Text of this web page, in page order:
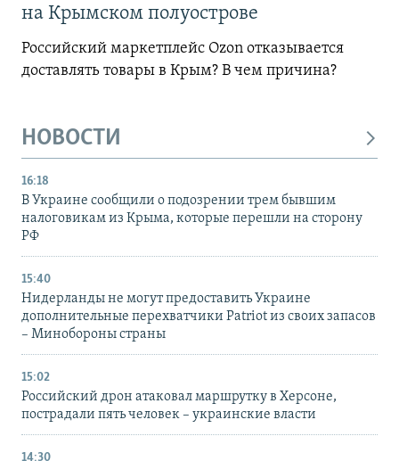
на Крымском полуострове
Российский маркетплейс Ozon отказывается
доставлять товары в Крым? В чем причина?
НОВОСТИ
16:18
В Украине сообщили о подозрении трем бывшим
налоговикам из Крыма, которые перешли на сторону
РФ
15:40
Нидерланды не могут предоставить Украине
дополнительные перехватчики Patriot из своих запасов
– Минобороны страны
15:02
Российский дрон атаковал маршрутку в Херсоне,
пострадали пять человек – украинские власти
14:30